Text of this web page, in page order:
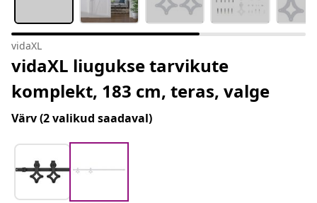
vidaXL
vidaXL liugukse tarvikute
komplekt, 183 cm, teras, valge
Värv(2 valikud saadaval)